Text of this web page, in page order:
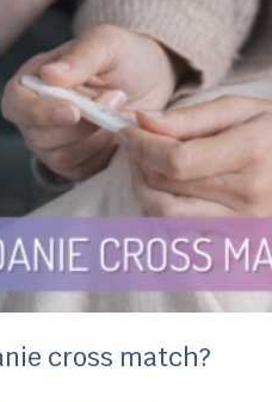
cross match?